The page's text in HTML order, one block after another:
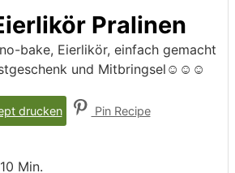
Pralinen
bake, Eierlikör, einfach gemacht
und Mitbringsel☺️☺️☺️
drucken Pin Recipe
10 Minuten
Min.